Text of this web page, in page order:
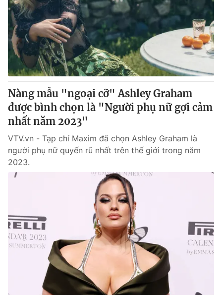
Nàng mẫu "ngoại cỡ" Ashley Graham
được bình chọn là "Người phụ nữ gợi cảm
nhất năm 2023"
VTV.vn - Tạp chí Maxim đã chọn Ashley Graham là
người phụ nữ quyến rũ nhất trên thế giới trong năm
2023.